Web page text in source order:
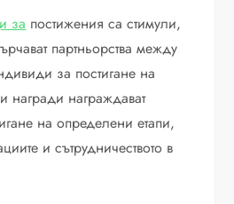
за постижения са стимули,
партньорства между
за постигане на
награди награждават
на определени етапи,
и сътрудничеството в